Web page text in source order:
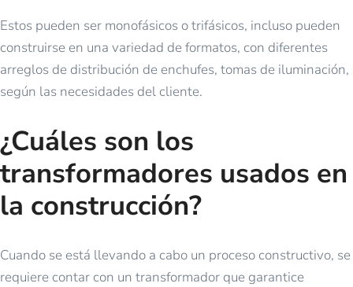
Estos pueden ser monofásicos o trifásicos, incluso pueden
construirse en una variedad de formatos, con diferentes
arreglos de distribución de enchufes, tomas de iluminación,
según las necesidades del cliente.
¿Cuáles son los
transformadores usados en
la construcción?
Cuando se está llevando a cabo un proceso constructivo, se
requiere contar con un transformador que garantice